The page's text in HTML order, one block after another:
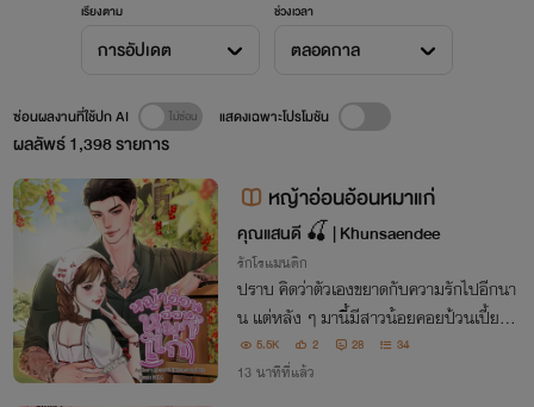
เรียงตาม
การอัปเดต
ช่วงเวลา
ตลอดกาล
ผลลัพธ์1,398รายการ
ซ่อนผลงานที่ใช้ปก AI แสดงเฉพาะโปรโมชัน
หญ้าอ่อนอ้อนหมาแก่
คุณแสนดี 🍒 | Khunsaendee
รักโรแมนติก
ปราบ คิดว่าตัวเองขยาดกับความรักไปอีกนา
น แต่หลัง ๆ มานี้มีสาวน้อยคอยป้วนเปี้ยนอ
ยู่ใกล้ ๆ ทำหัวใจเขาหวั่นไหวเสมอ “คนไทยยั
งได้สิทธิ์คนละครึ่ง แล้วทำไมไออุ่นถึงไม่ได้สิ
5.5K 2 28 34
13 นาทีที่แล้ว